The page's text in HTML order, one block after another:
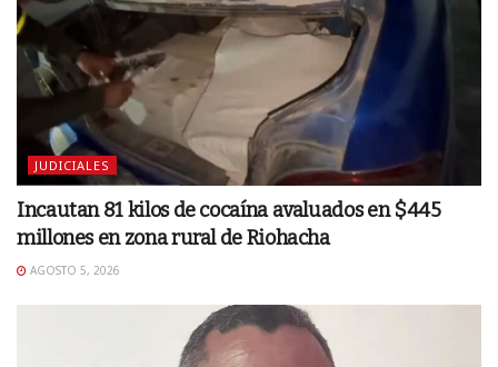
JUDICIALES
Incautan 81 kilos de cocaína avaluados en $445
millones en zona rural de Riohacha
AGOSTO 5, 2026